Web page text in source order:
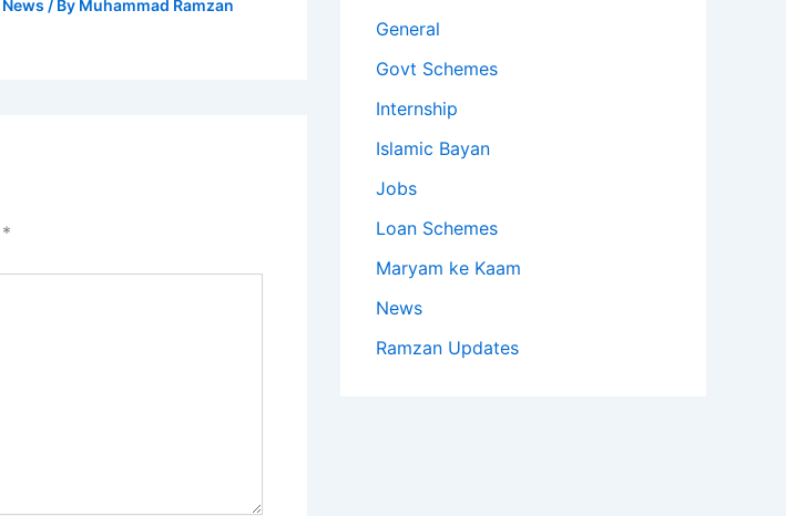
News / By Muhammad Ramzan
*
General
Govt Schemes
Internship
Islamic Bayan
Jobs
Loan Schemes
Maryam ke Kaam
News
Ramzan Updates